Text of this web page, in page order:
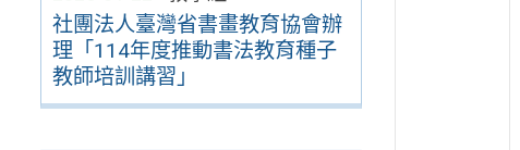
社團法人臺灣省書畫教育協會辦
理「114年度推動書法教育種子
教師培訓講習」